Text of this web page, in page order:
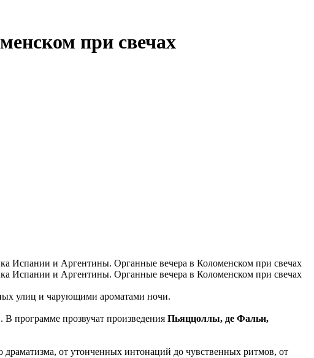
при свечах
улиц и чарующими ароматами ночи.
программе прозвучат произведения Пьяццоллы, де Фальи,
от утонченных интонаций до чувственных ритмов, от